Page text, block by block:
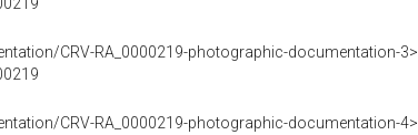
CRV-RA_0000219-photographic-documentation-3>
CRV-RA_0000219-photographic-documentation-4>